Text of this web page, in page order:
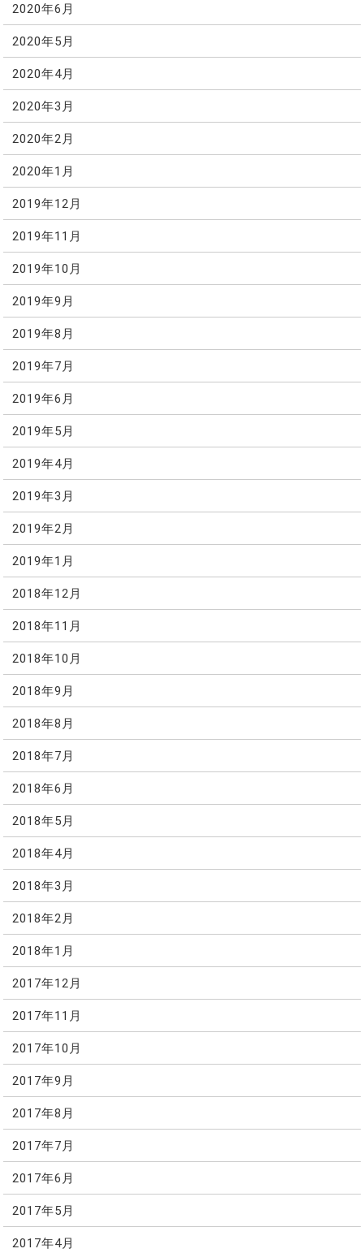
2020年6月
2020年5月
2020年4月
2020年3月
2020年2月
2020年1月
2019年12月
2019年11月
2019年10月
2019年9月
2019年8月
2019年7月
2019年6月
2019年5月
2019年4月
2019年3月
2019年2月
2019年1月
2018年12月
2018年11月
2018年10月
2018年9月
2018年8月
2018年7月
2018年6月
2018年5月
2018年4月
2018年3月
2018年2月
2018年1月
2017年12月
2017年11月
2017年10月
2017年9月
2017年8月
2017年7月
2017年6月
2017年5月
2017年4月